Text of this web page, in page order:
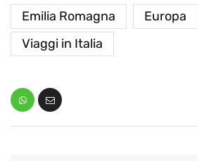
Emilia Romagna Europa
Viaggi in Italia